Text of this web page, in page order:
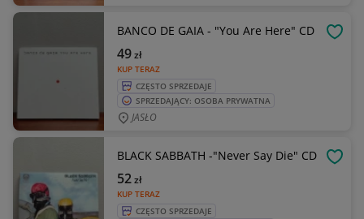
BANCO DE GAIA - "You Are Here" CD
KUP TERAZ
49zł
CZĘSTO SPRZEDAJE
SPRZEDAJĄCY: OSOBA PRYWATNA
JASŁO
BLACK SABBATH -"Never Say Die" CD
KUP TERAZ
52zł
CZĘSTO SPRZEDAJE